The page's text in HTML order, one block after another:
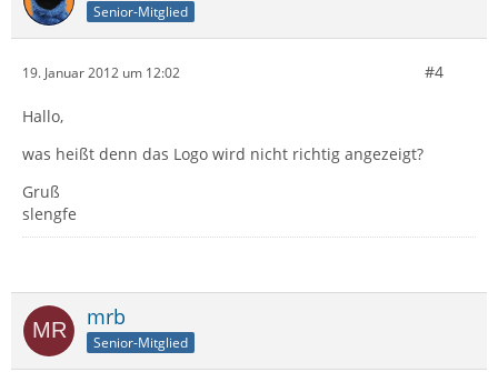
Senior-Mitglied
19. Januar 2012 um 12:02 #4
Hallo,
was heißt denn das Logo wird nicht richtig angezeigt?
Gruß
slengfe
mrb
Senior-Mitglied